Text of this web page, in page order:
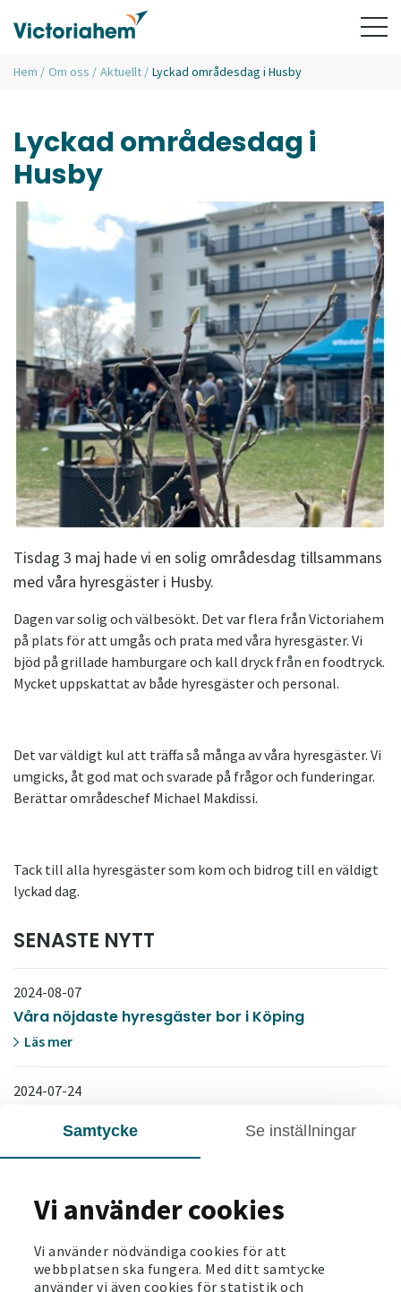
Samtycke Se inställningar
Vi använder cookies
Vi använder nödvändiga cookies för att
webbplatsen ska fungera. Med ditt samtycke
använder vi även cookies för statistik och
Hem / Om oss / Aktuellt / Lyckad områdesdag i Husby
Lyckad områdesdag i
Husby
Tisdag 3 maj hade vi en solig områdesdag tillsammans
med våra hyresgäster i Husby.
Dagen var solig och välbesökt. Det var flera från Victoriahem
på plats för att umgås och prata med våra hyresgäster. Vi
bjöd på grillade hamburgare och kall dryck från en foodtryck.
Mycket uppskattat av både hyresgäster och personal.
Det var väldigt kul att träffa så många av våra hyresgäster. Vi
umgicks, åt god mat och svarade på frågor och funderingar.
Berättar områdeschef Michael Makdissi.
Tack till alla hyresgäster som kom och bidrog till en väldigt
lyckad dag.
SENASTE NYTT
2024-08-07
Våra nöjdaste hyresgäster bor i Köping
Läs mer
2024-07-24
Läs mer
Victoriahems hyresgäster är nöjda med servicen
2024-07-05